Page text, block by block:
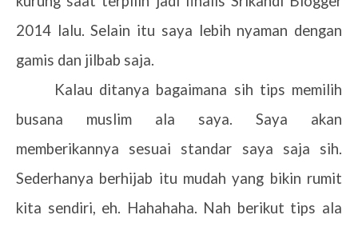
2014 lalu. Selain itu saya lebih nyaman dengan
gamis dan jilbab saja.
Kalau ditanya bagaimana sih tips memilih
busana muslim ala saya. Saya akan
memberikannya sesuai standar saya saja sih.
Sederhanya berhijab itu mudah yang bikin rumit
kita sendiri, eh. Hahahaha. Nah berikut tips ala